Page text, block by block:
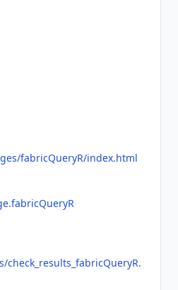
fabricQueryR/index.html
check_results_fabricQueryR.